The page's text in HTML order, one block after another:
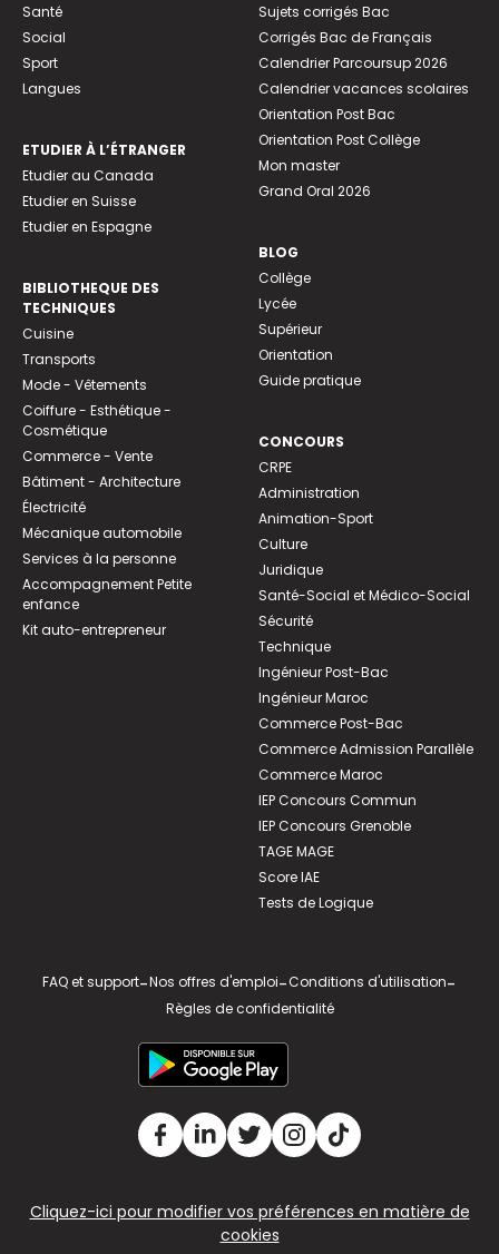
Santé
Social
Sport
Langues
ETUDIER À L’ÉTRANGER
Etudier au Canada
Etudier en Suisse
Etudier en Espagne
BIBLIOTHEQUE DES
TECHNIQUES
Cuisine
Transports
Mode - Vêtements
Coiffure - Esthétique -
Cosmétique
Commerce - Vente
Bâtiment - Architecture
Électricité
Mécanique automobile
Services à la personne
Accompagnement Petite
enfance
Kit auto-entrepreneur
Sujets corrigés Bac
Corrigés Bac de Français
Calendrier Parcoursup 2026
Calendrier vacances scolaires
Orientation Post Bac
Orientation Post Collège
Mon master
Grand Oral 2026
BLOG
Collège
Lycée
Supérieur
Orientation
Guide pratique
CONCOURS
CRPE
Administration
Animation-Sport
Culture
Juridique
Santé-Social et Médico-Social
Sécurité
Technique
Ingénieur Post-Bac
Ingénieur Maroc
Commerce Post-Bac
Commerce Admission Parallèle
Commerce Maroc
IEP Concours Commun
IEP Concours Grenoble
TAGE MAGE
Score IAE
Tests de Logique
FAQ et support-Nos offres d'emploi-Conditions d'utilisation-
Règles de confidentialité
Cliquez-ici pour modifier vos préférences en matière de
cookies